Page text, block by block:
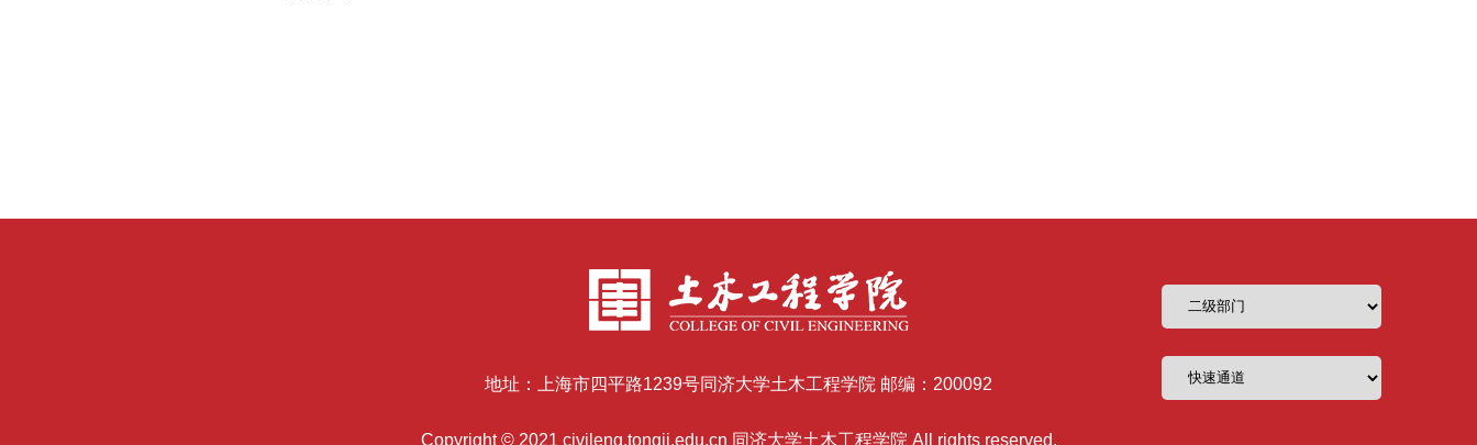
地址：上海市四平路1239号同济大学土木工程学院 邮编：200092
Copyright © 2021 civileng.tongji.edu.cn 同济大学土木工程学院 All rights reserved.